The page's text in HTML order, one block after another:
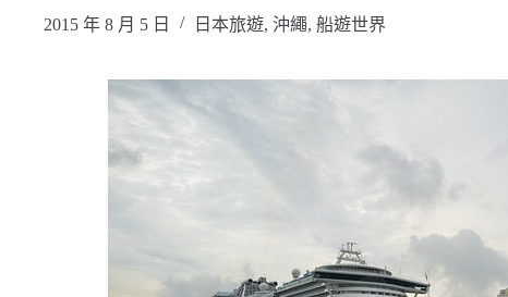
2015 年 8 月 5 日 日本旅遊, 沖繩, 船遊世界